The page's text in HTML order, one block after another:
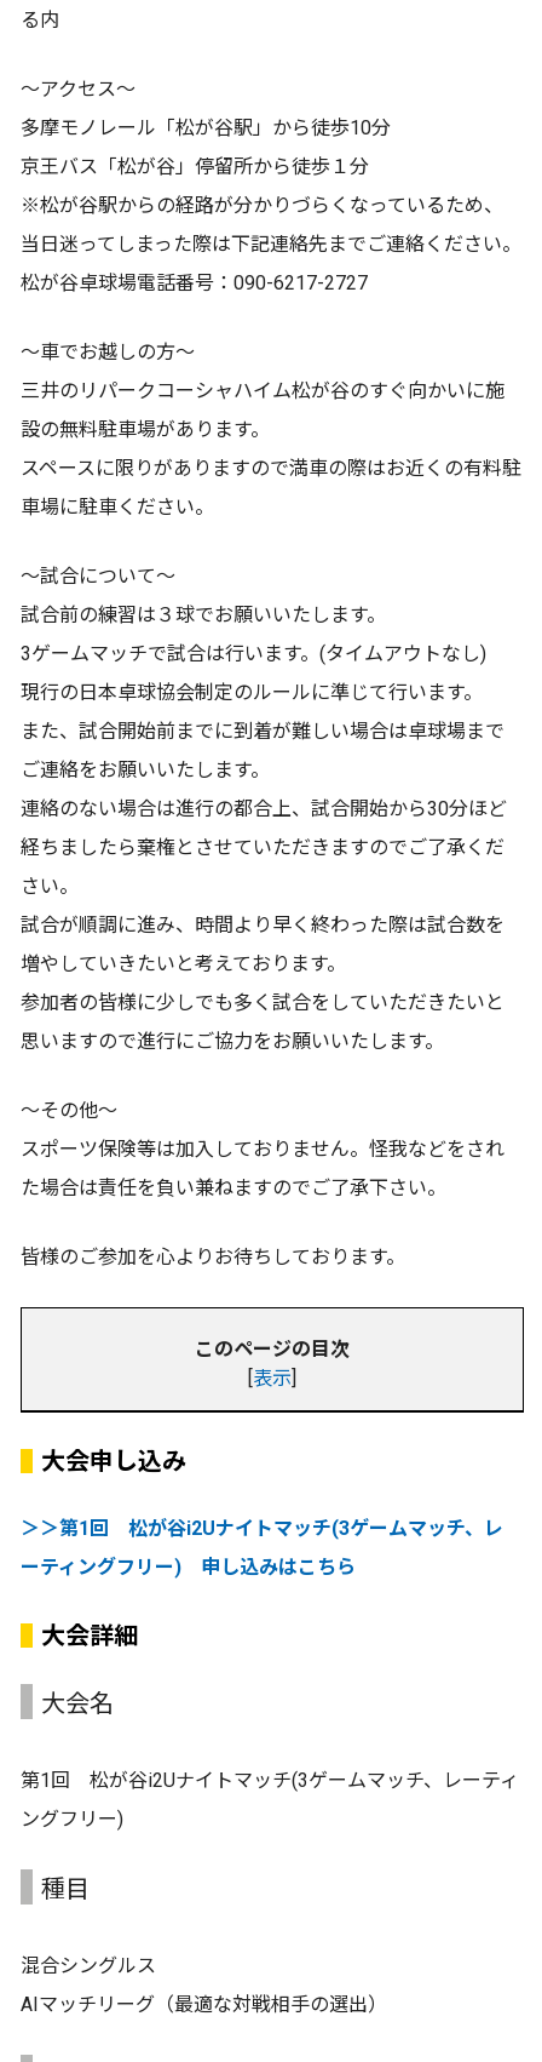
る内
～アクセス～
多摩モノレール「松が谷駅」から徒歩10分
京王バス「松が谷」停留所から徒歩１分
※松が谷駅からの経路が分かりづらくなっているため、
当日迷ってしまった際は下記連絡先までご連絡ください。
松が谷卓球場電話番号：090-6217-2727
～車でお越しの方～
三井のリパークコーシャハイム松が谷のすぐ向かいに施
設の無料駐車場があります。
スペースに限りがありますので満車の際はお近くの有料駐
車場に駐車ください。
～試合について～
試合前の練習は３球でお願いいたします。
3ゲームマッチで試合は行います。(タイムアウトなし)
現行の日本卓球協会制定のルールに準じて行います。
また、試合開始前までに到着が難しい場合は卓球場まで
ご連絡をお願いいたします。
連絡のない場合は進行の都合上、試合開始から30分ほど
経ちましたら棄権とさせていただきますのでご了承くだ
さい。
試合が順調に進み、時間より早く終わった際は試合数を
増やしていきたいと考えております。
参加者の皆様に少しでも多く試合をしていただきたいと
思いますので進行にご協力をお願いいたします。
～その他～
スポーツ保険等は加入しておりません。怪我などをされ
た場合は責任を負い兼ねますのでご了承下さい。
皆様のご参加を心よりお待ちしております。
このページの目次
[表示]
大会申し込み
＞＞第1回 松が谷i2Uナイトマッチ(3ゲームマッチ、レ
ーティングフリー) 申し込みはこちら
大会詳細
大会名
第1回 松が谷i2Uナイトマッチ(3ゲームマッチ、レーティ
ングフリー)
種目
混合シングルス
AIマッチリーグ（最適な対戦相手の選出）